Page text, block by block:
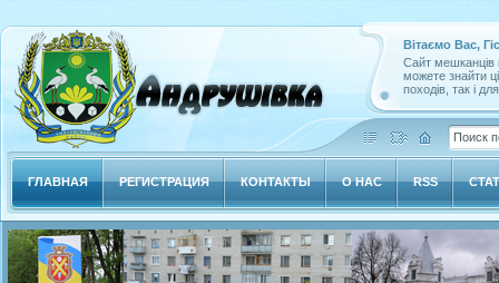
Вітаємо Вас,
Сайт мешканців
можете знайти
походів, так і
ГЛАВНАЯ РЕГИСТРАЦИЯ КОНТАКТЫ О НАС RSS